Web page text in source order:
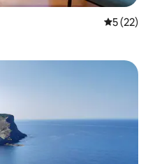
Μέση
5 (22)